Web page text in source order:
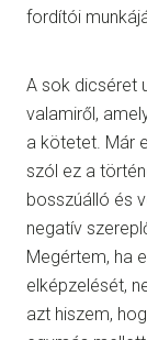
fordítói
A sok dicséret
valamiről,
a kötetet. Már
szól ez a
bosszúálló és
negatív
Megértem, ha
elképzelését,
azt hiszem,